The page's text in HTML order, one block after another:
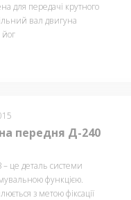
для передачі крутного
вал двигуна
передня Д-240
це деталь системи
функцією.
з метою фіксації